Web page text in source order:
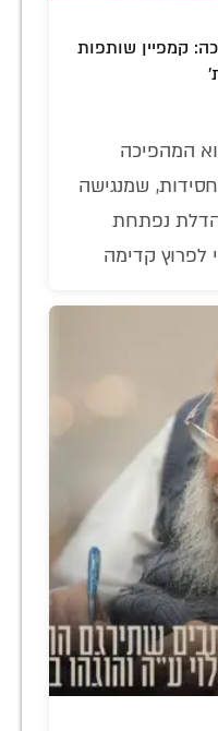
קמפיין שותפות
המהפיכה
שמנגישה
נפתחת
לפרוץ קדימה